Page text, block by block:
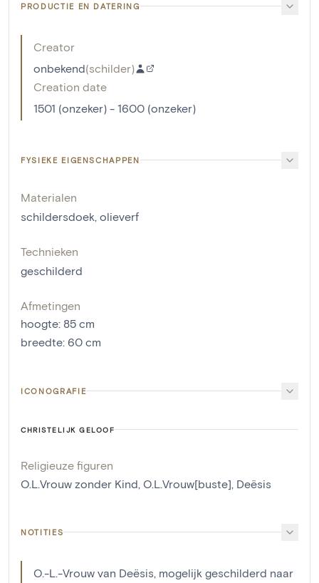
PRODUCTIE EN DATERING
Creator
onbekend(schilder)
Creation date
1501 (onzeker) - 1600 (onzeker)
FYSIEKE EIGENSCHAPPEN
Materialen
schildersdoek, olieverf
Technieken
geschilderd
Afmetingen
hoogte: 85 cm
breedte: 60 cm
ICONOGRAFIE
CHRISTELIJK GELOOF
Religieuze figuren
O.L.Vrouw zonder Kind, O.L.Vrouw[buste], Deësis
NOTITIES
O.-L.-Vrouw van Deësis, mogelijk geschilderd naar